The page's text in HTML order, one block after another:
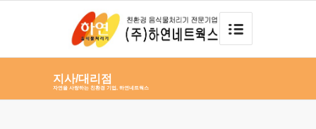
지사/대리점
자연을 사랑하는 친환경 기업, 하연네트웍스